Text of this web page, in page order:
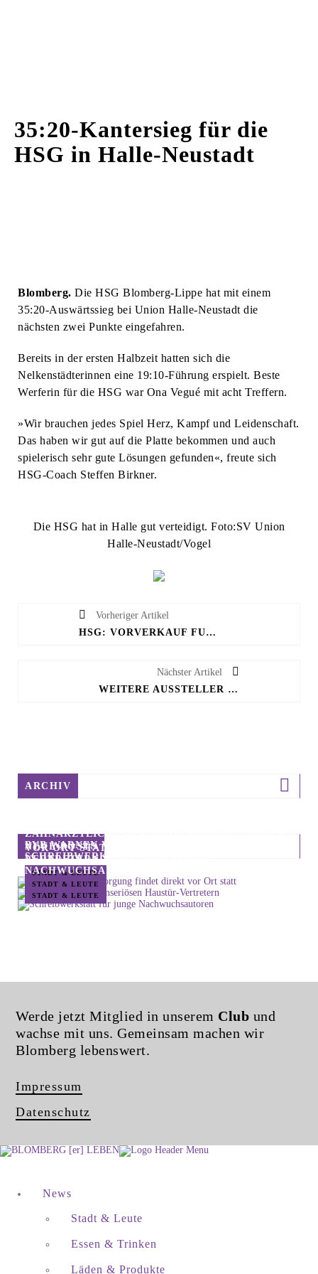
35:20-Kantersieg für die
HSG in Halle-Neustadt
Blomberg. Die HSG Blomberg-Lippe hat mit einem
35:20-Auswärtssieg bei Union Halle-Neustadt die
nächsten zwei Punkte eingefahren.
Bereits in der ersten Halbzeit hatten sich die
Nelkenstädterinnen eine 19:10-Führung erspielt. Beste
Werferin für die HSG war Ona Vegué mit acht Treffern.
»Wir brauchen jedes Spiel Herz, Kampf und Leidenschaft.
Das haben wir gut auf die Platte bekommen und auch
spielerisch sehr gute Lösungen gefunden«, freute sich
HSG-Coach Steffen Birkner.
Die HSG hat in Halle gut verteidigt. Foto:SV Union
Halle-Neustadt/Vogel
Vorheriger Artikel
HSG: VORVERKAUF FÜR RESTLICHE HEIMSPIELE GESTARTET
Nächster Artikel
WEITERE AUSSTELLER FÜR »FRÜHLINGSMARKT« WILLKOMMEN
ARCHIV
NEUE POSTS
ZAHNÄRZTLICHE VERSORGUNG FINDET DIREKT
VOR ORT STATT
STADT & LEUTE
BVB WARNEN VOR UNSERIÖSEN HAUSTÜR-
VERTRETERN
STADT & LEUTE
SCHREIBWERKSTATT FÜR JUNGE
NACHWUCHSAUTOREN
STADT & LEUTE
Werde jetzt Mitglied in unserem Club und
wachse mit uns. Gemeinsam machen wir
Blomberg lebenswert.
Impressum
Datenschutz
News
Stadt & Leute
Essen & Trinken
Läden & Produkte